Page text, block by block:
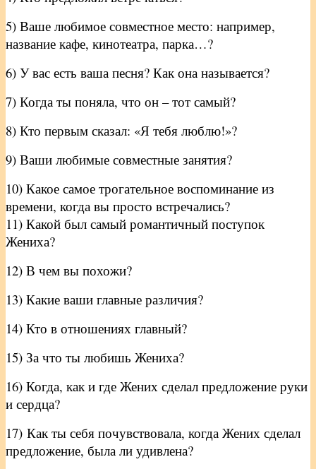
5) Ваше любимое совместное место: например,
название кафе, кинотеатра, парка…?
6) У вас есть ваша песня? Как она называется?
7) Когда ты поняла, что он – тот самый?
8) Кто первым сказал: «Я тебя люблю!»?
9) Ваши любимые совместные занятия?
10) Какое самое трогательное воспоминание из
времени, когда вы просто встречались?
11) Какой был самый романтичный поступок
Жениха?
12) В чем вы похожи?
13) Какие ваши главные различия?
14) Кто в отношениях главный?
15) За что ты любишь Жениха?
16) Когда, как и где Жених сделал предложение руки
и сердца?
17) Как ты себя почувствовала, когда Жених сделал
предложение, была ли удивлена?